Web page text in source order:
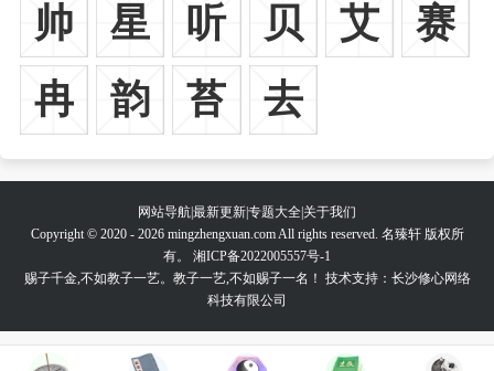
帅
星 听 贝 艾
赛
冉
韵 苔 去
网站导航最新更新专题大全 关于我们
Copyright © 2020 - 2026 mingzhengxuan.com All rights reserved. 名臻轩 版权所
有。 湘ICP备2022005557号-1
赐子千金,不如教子一艺。教子一艺,不如赐子一名！ 技术支持：长沙修心网络
科技有限公司